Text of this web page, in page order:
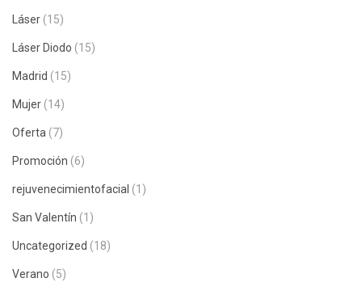
Láser (15)
Láser Diodo (15)
Madrid (15)
Mujer (14)
Oferta (7)
Promoción (6)
rejuvenecimientofacial (1)
San Valentín (1)
Uncategorized (18)
Verano (5)